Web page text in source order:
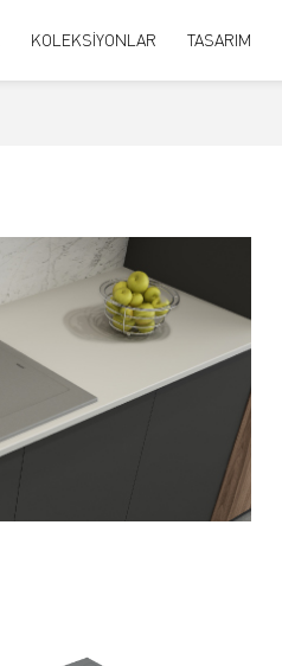
KOLEKSİYONLAR TASARIM